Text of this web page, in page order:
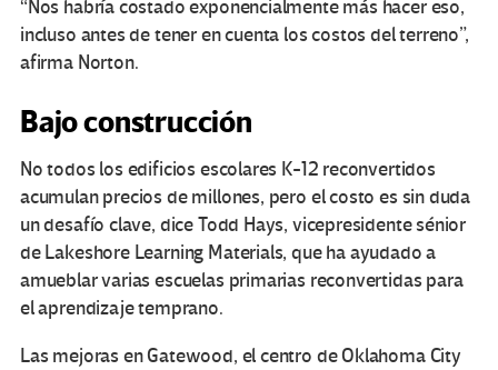
“Nos habría costado exponencialmente más hacer eso,
incluso antes de tener en cuenta los costos del terreno”,
afirma Norton.
Bajo construcción
No todos los edificios escolares K-12 reconvertidos
acumulan precios de millones, pero el costo es sin duda
un desafío clave, dice Todd Hays, vicepresidente sénior
de Lakeshore Learning Materials, que ha ayudado a
amueblar varias escuelas primarias reconvertidas para
el aprendizaje temprano.
Las mejoras en Gatewood, el centro de Oklahoma City